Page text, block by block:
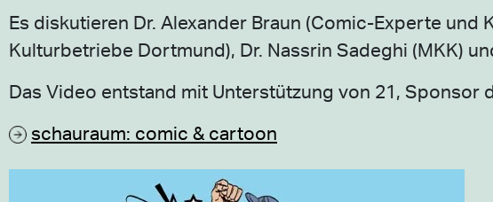
Es diskutieren Dr. Alexander Braun (Comic-Experte
Kulturbetriebe Dortmund), Dr. Nassrin Sadeghi (MKK)
Das Video entstand mit Unterstützung von 21, Sponsor
schauraum: comic & cartoon